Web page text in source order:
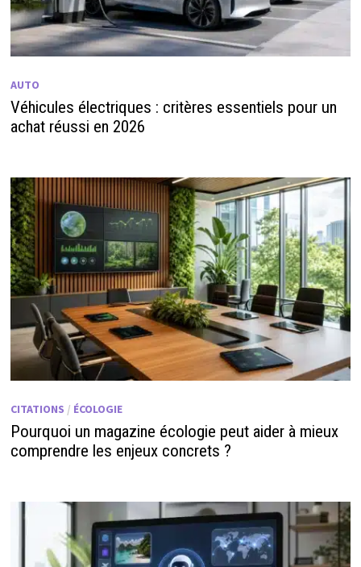
AUTO
Véhicules électriques : critères essentiels pour un
achat réussi en 2026
CITATIONS / ÉCOLOGIE
Pourquoi un magazine écologie peut aider à mieux
comprendre les enjeux concrets ?